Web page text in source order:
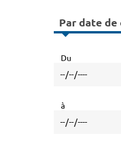
Par date
Du
à